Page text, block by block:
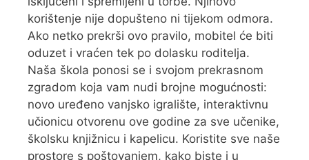
korištenje nije dopušteno ni tijekom odmora.
Ako netko prekrši ovo pravilo, mobitel će biti
oduzet i vraćen tek po dolasku roditelja.
Naša škola ponosi se i svojom prekrasnom
zgradom koja vam nudi brojne mogućnosti:
novo uređeno vanjsko igralište, interaktivnu
učionicu otvorenu ove godine za sve učenike,
školsku knjižnicu i kapelicu. Koristite sve naše
prostore s poštovanjem, kako biste i u